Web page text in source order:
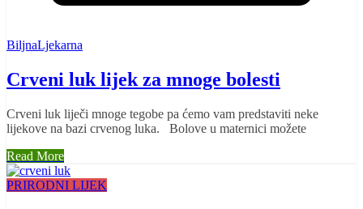
BiljnaLjekarna
Crveni luk lijek za mnoge bolesti
Crveni luk liječi mnoge tegobe pa ćemo vam predstaviti neke
lijekove na bazi crvenog luka. Bolove u maternici možete
Read More
PRIRODNI LIJEK